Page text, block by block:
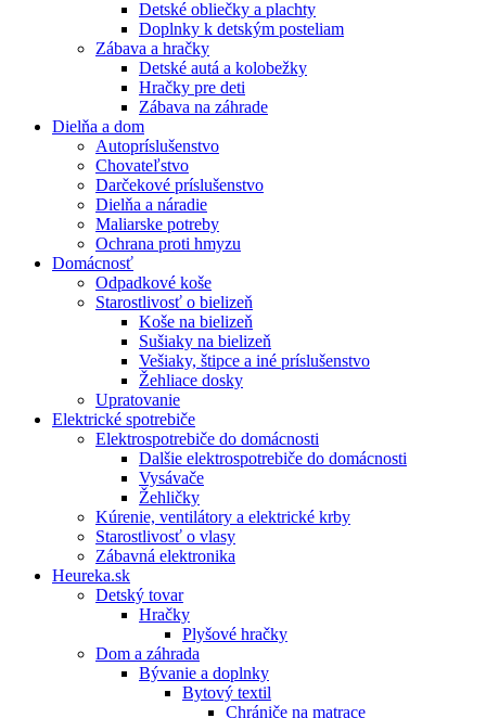
Detské obliečky a plachty
Doplnky k detským posteliam
Zábava a hračky
Detské autá a kolobežky
Hračky pre deti
Zábava na záhrade
Dielňa a dom
Autopríslušenstvo
Chovateľstvo
Darčekové príslušenstvo
Dielňa a náradie
Maliarske potreby
Ochrana proti hmyzu
Domácnosť
Odpadkové koše
Starostlivosť o bielizeň
Koše na bielizeň
Sušiaky na bielizeň
Vešiaky, štipce a iné príslušenstvo
Žehliace dosky
Upratovanie
Elektrické spotrebiče
Elektrospotrebiče do domácnosti
Dalšie elektrospotrebiče do domácnosti
Vysávače
Žehličky
Kúrenie, ventilátory a elektrické krby
Starostlivosť o vlasy
Zábavná elektronika
Heureka.sk
Detský tovar
Hračky
Plyšové hračky
Dom a záhrada
Bývanie a doplnky
Bytový textil
Chrániče na matrace